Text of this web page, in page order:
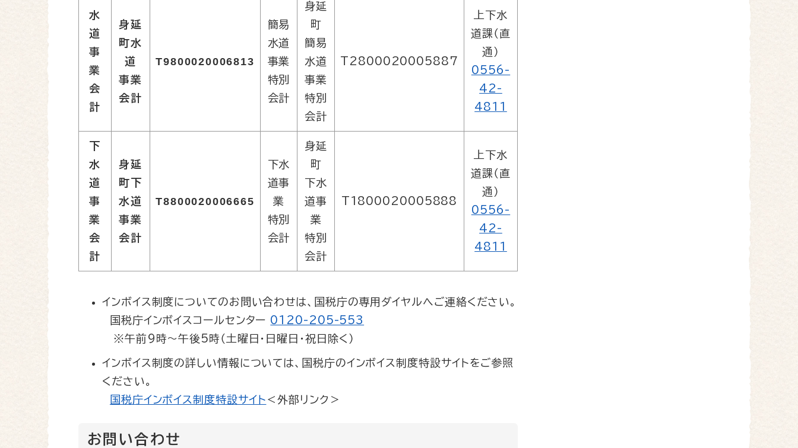
水
道
事
業
会
計
身延
町水
道
事業
会計
T9800020006813
簡易
水道
事業
特別
会計
身延
町
簡易
水道
事業
特別
会計
T2800020005887
上下水
道課（直
通）
0556-
42-
4811
下
水
道
事
業
会
計
身延
町下
水道
事業
会計
T8800020006665
下水
道事
業
特別
会計
身延
町
下水
道事
業
特別
会計
T1800020005888
上下水
道課（直
通）
0556-
42-
4811
インボイス制度についてのお問い合わせは、国税庁の専用ダイヤルへご連絡ください。
国税庁インボイスコールセンター 0120-205-553
※午前9時～午後5時（土曜日・日曜日・祝日除く）
インボイス制度の詳しい情報については、国税庁のインボイス制度特設サイトをご参照
ください。
国税庁インボイス制度特設サイト ＜外部リンク＞
お問い合わせ